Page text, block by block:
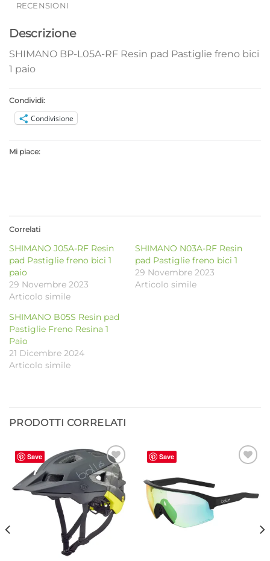
RECENSIONI
Descrizione
SHIMANO BP-L05A-RF Resin pad Pastiglie freno bici
1 paio
Condividi:
Condivisione
Mi piace:
Correlati
SHIMANO J05A-RF Resin
pad Pastiglie freno bici 1
paio
29 Novembre 2023
Articolo simile
SHIMANO N03A-RF Resin
pad Pastiglie freno bici 1
29 Novembre 2023
Articolo simile
SHIMANO B05S Resin pad
Pastiglie Freno Resina 1
Paio
21 Dicembre 2024
Articolo simile
PRODOTTI CORRELATI
Save
Aggiungi
alla lista
dei
desideri
Save
desideri